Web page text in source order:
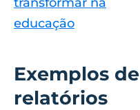
educação
Exemplos de
relatórios